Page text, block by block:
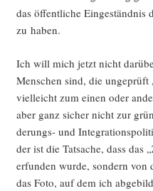
das öffent­li­che
zu haben.
Ich will mich jetzt nicht
Men­schen sind, die unge­prüft
viel­leicht zum einen oder
aber ganz sicher nicht zur
de­rungs- und
der ist die Tat­sa­che, dass
erfun­den wur­de, son­dern von
das Foto, auf dem ich